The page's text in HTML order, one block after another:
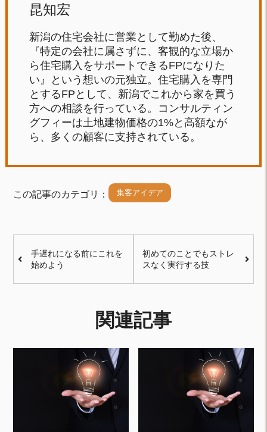
昆知宏
新潟の住宅会社に営業として勤めた後、
『特定の会社に属さずに、客観的な立場か
ら住宅購入をサポートできるFPになりた
い』という想いの元独立。住宅購入を専門
とするFPとして、新潟でこれから家を買う
方への相談を行っている。コンサルティン
グフィーは土地建物価格の1%と高額なが
ら、多くの顧客に支持されている。
この記事のカテゴリ： 集客アイデア
手遅れになる前にこれを
始めよう
初めてのことでもストレ
スなく実行する技
関連記事